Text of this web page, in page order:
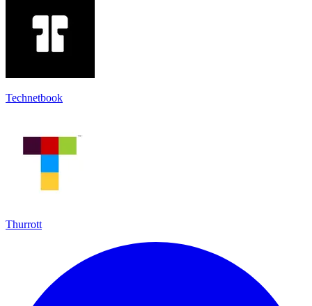
Technetbook
Thurrott